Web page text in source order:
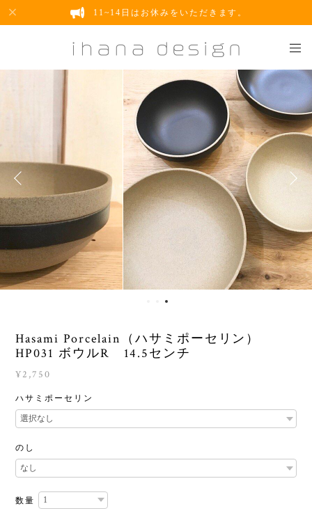
11~14日はお休みをいただきます。
Hasami Porcelain（ハサミポーセリン）
HP031 ボウルR 14.5センチ
¥2,750
ハサミポーセリン
のし
数量